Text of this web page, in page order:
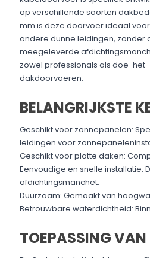
op verschillende soorten
mm is deze doorvoer ideaal
andere dunne leidingen, zonder
meegeleverde
zowel professionals als doe-
dakdoorvoeren.
BELANGRIJKSTE
Geschikt voor zonnepanelen:
leidingen voor
Geschikt voor platte daken:
Eenvoudige en snelle installatie:
afdichtingsmanchet.
Duurzaam: Gemaakt van
Betrouwbare waterdichtheid:
TOEPASSING VAN